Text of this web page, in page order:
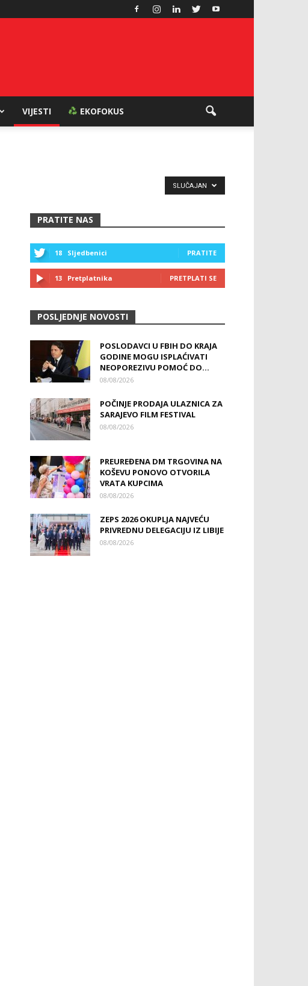
VIJESTI EKOFOKUS
SLUČAJAN
PRATITE NAS
18 Sljedbenici PRATITE
13 Pretplatnika PRETPLATI SE
POSLJEDNJE NOVOSTI
POSLODAVCI U FBIH DO KRAJA
GODINE MOGU ISPLAĆIVATI
NEOPOREZIVU POMOĆ DO...
08/08/2026
POČINJE PRODAJA ULAZNICA ZA
SARAJEVO FILM FESTIVAL
08/08/2026
PREUREĐENA DM TRGOVINA NA
KOŠEVU PONOVO OTVORILA
VRATA KUPCIMA
08/08/2026
ZEPS 2026 OKUPLJA NAJVEĆU
PRIVREDNU DELEGACIJU IZ LIBIJE
08/08/2026